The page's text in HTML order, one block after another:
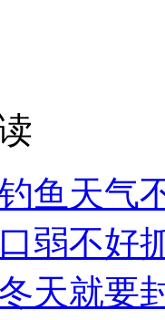
鱼天气
弱不好
天就要